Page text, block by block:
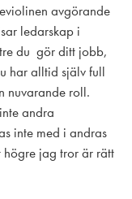
avgörande
ledarskap i
du gör ditt jobb,
har alltid själv full
nuvarande roll.
andra
inte med i andras
högre jag tror är rätt